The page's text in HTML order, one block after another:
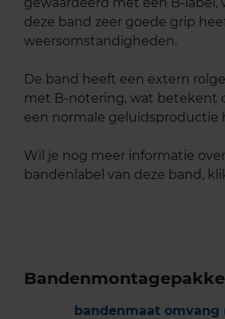
deze band zeer goede grip
weersomstandigheden.
De band heeft een extern
met B-notering, wat betekent
een normale geluidsproductie
Wil je nog meer informatie
bandenlabel van deze band,
bandenmaat omvang